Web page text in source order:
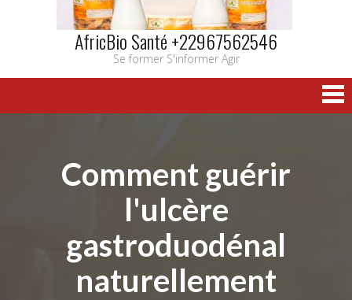
AfricBio Santé +22967562546
Se former S'informer Agir
Comment guérir
l'ulcère
gastroduodénal
naturellement